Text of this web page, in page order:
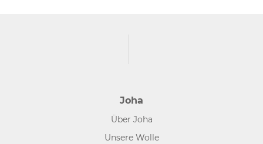
Joha
Über Joha
Unsere Wolle